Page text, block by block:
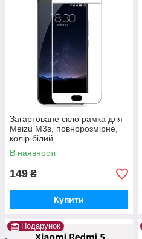
Загартоване скло рамка для
Meizu M3s, повнорозмірне,
колір білий
В наявності
149 ₴
Купити
Подарунок